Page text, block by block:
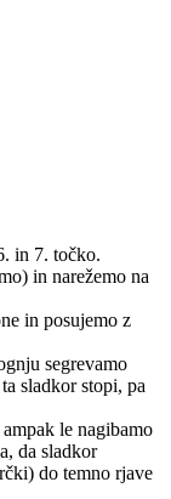
in 7. točko.
in narežemo na
in posujemo z
segrevamo
sladkor stopi, pa
le nagibamo
da sladkor
do temno rjave